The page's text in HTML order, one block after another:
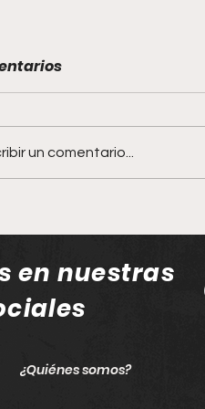
el mapa gastronómico
con la Guía
2026
un comentario...
en nuestras
¿Quiénes somos?